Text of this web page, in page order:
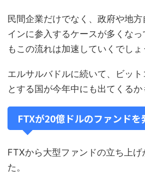
民間企業だけでなく、政府や地
インに参入するケースが多くな
もこの流れは加速していくでしょ
エルサルバドルに続いて、ビッ
とする国が今年中にも出てくるか
FTXが20億ドルのファンドを
FTXから大型ファンドの立ち上げ
た。